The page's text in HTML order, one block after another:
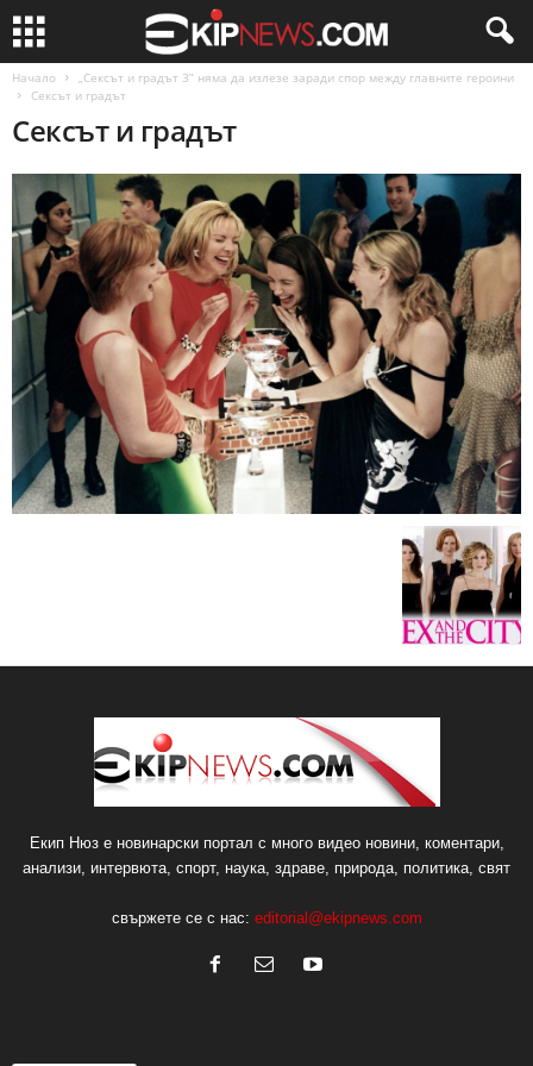
Начало
„Сексът и градът 3” няма да излезе заради спор между главните героини
Сексът и градът
Сексът и градът
Екип Нюз е новинарски портал с много видео новини, коментари,
анализи, интервюта, спорт, наука, здраве, природа, политика, свят
свържете се с нас: editorial@ekipnews.com